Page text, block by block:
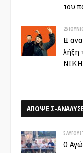
του
26
Η
λήξη
ΑΠΟΨΕΙΣ-
5
Ο